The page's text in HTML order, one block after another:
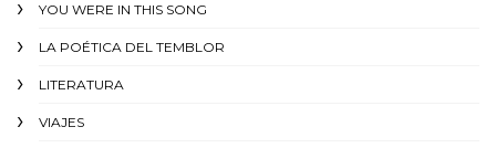
YOU WERE IN THIS SONG
LA POÉTICA DEL TEMBLOR
LITERATURA
VIAJES